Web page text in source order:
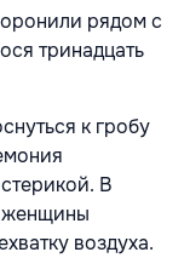
рядом с
тринадцать
к гробу
В
женщины
воздуха.